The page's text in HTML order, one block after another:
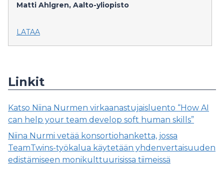
Matti Ahlgren, Aalto-yliopisto
LATAA
Linkit
Katso Niina Nurmen virkaanastujaisluento “How AI
can help your team develop soft human skills”
Niina Nurmi vetää konsortiohanketta, jossa
TeamTwins-työkalua käytetään yhdenvertaisuuden
edistämiseen monikulttuurisissa tiimeissä